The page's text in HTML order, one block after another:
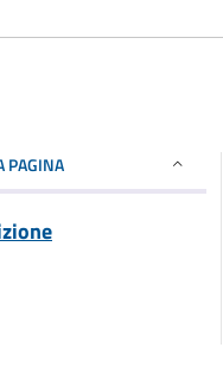
PAGINA